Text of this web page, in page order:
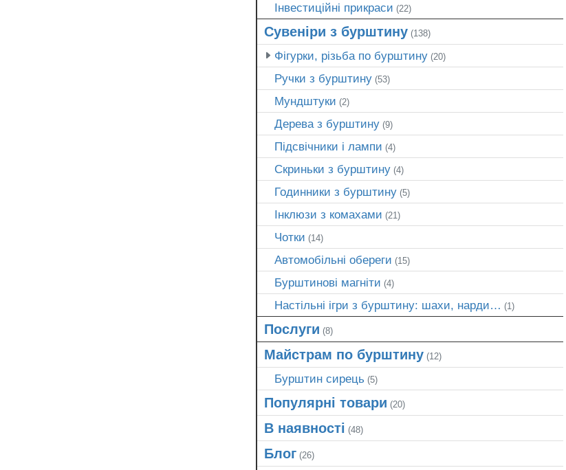
Інвестиційні прикраси (22)
Сувеніри з бурштину(138)
Фігурки, різьба по бурштину(20)
Ручки з бурштину(53)
Мундштуки (2)
Дерева з бурштину(9)
Підсвічники і лампи (4)
Скриньки з бурштину(4)
Годинники з бурштину(5)
Інклюзи з комахами (21)
Чотки (14)
Автомобільні обереги (15)
Бурштинові магніти (4)
Настільні ігри з бурштину: шахи, нарди… (1)
Послуги (8)
Майстрам по бурштину(12)
Бурштин сирець (5)
Популярні товари (20)
В наявності (48)
Блог(26)